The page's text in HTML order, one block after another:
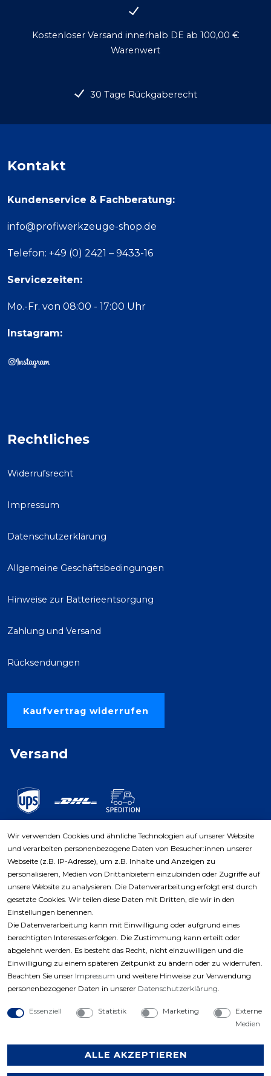
Kostenloser Versand innerhalb DE ab 100,00 €
Warenwert
30 Tage Rückgaberecht
Kontakt
Kundenservice & Fachberatung:
info@profiwerkzeuge-shop.de
Telefon: +49 (0) 2421 – 9433-16
Servicezeiten:
Mo.-Fr. von 08:00 - 17:00 Uhr
Instagram:
Rechtliches
Widerrufsrecht
Impressum
Datenschutzerklärung
Allgemeine Geschäftsbedingungen
Hinweise zur Batterieentsorgung
Zahlung und Versand
Rücksendungen
Kaufvertrag widerrufen
Versand
Zahlungsarten
Wir verwenden Cookies und ähnliche Technologien auf unserer Website
und verarbeiten personenbezogene Daten von Besucher:innen unserer
Webseite (z.B. IP-Adresse), um z.B. Inhalte und Anzeigen zu
personalisieren, Medien von Drittanbietern einzubinden oder Zugriffe auf
unsere Website zu analysieren. Die Datenverarbeitung erfolgt erst durch
gesetzte Cookies. Wir teilen diese Daten mit Dritten, die wir in den
Einstellungen benennen.
Die Datenverarbeitung kann mit Einwilligung oder aufgrund eines
berechtigten Interesses erfolgen. Die Zustimmung kann erteilt oder
abgelehnt werden. Es besteht das Recht, nicht einzuwilligen und die
Einwilligung zu einem späteren Zeitpunkt zu ändern oder zu widerrufen.
Beachten Sie unser Impressum und weitere Hinweise zur Verwendung
personenbezogener Daten in unserer Daten­schutz­erklärung.
Essenziell Statistik Marketing
Externe
Medien
ALLE AKZEPTIEREN